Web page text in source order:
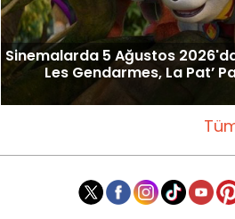
Sinemalarda 5 Ağustos
Les Gendarmes, La Pat’